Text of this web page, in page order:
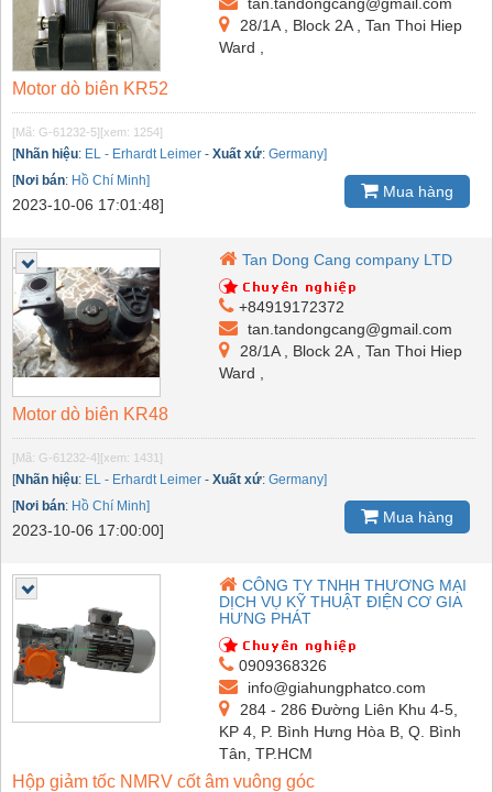
28/1A , Block 2A , Tan Thoi Hiep
Ward ,
Motor dò biên KR52
[Mã: G-61232-5][xem: 1254]
[Nhãn hiệu: EL - Erhardt Leimer - Xuất xứ: Germany]
[Nơi bán: Hồ Chí Minh]
2023-10-06 17:01:48]
Mua hàng
Tan Dong Cang company LTD
+84919172372
tan.tandongcang@gmail.com
28/1A , Block 2A , Tan Thoi Hiep
Ward ,
Motor dò biên KR48
[Mã: G-61232-4][xem: 1431]
[Nhãn hiệu: EL - Erhardt Leimer - Xuất xứ: Germany]
[Nơi bán: Hồ Chí Minh]
2023-10-06 17:00:00]
Mua hàng
CÔNG TY TNHH THƯƠNG MẠI
DỊCH VỤ KỸ THUẬT ĐIỆN CƠ GIA
HƯNG PHÁT
0909368326
info@giahungphatco.com
284 - 286 Đường Liên Khu 4-5,
KP 4, P. Bình Hưng Hòa B, Q. Bình
Tân, TP.HCM
Hộp giảm tốc NMRV cốt âm vuông góc